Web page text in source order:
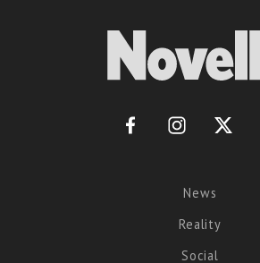
News
Reality
Social